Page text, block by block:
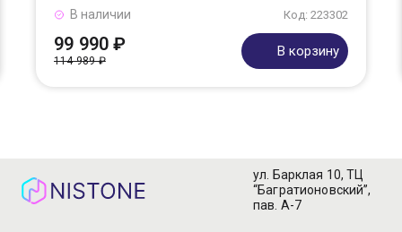
Код: 223302
В наличии
99 990 ₽
114 989 ₽
В корзину
ул. Барклая 10, ТЦ
“Багратионовский”,
пав. А-7